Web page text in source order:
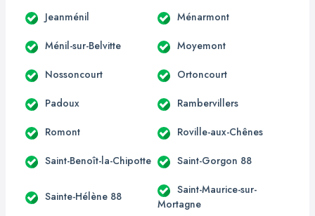
Jeanménil Ménarmont
Ménil-sur-Belvitte Moyemont
Nossoncourt Ortoncourt
Padoux Rambervillers
Romont Roville-aux-Chênes
Saint-Benoît-la-Chipotte Saint-Gorgon 88
Sainte-Hélène 88
Saint-Maurice-sur-
Mortagne